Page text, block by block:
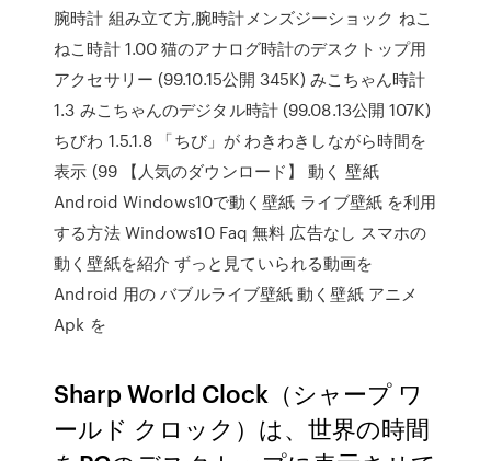
腕時計 組み立て方,腕時計メンズジーショック ねこ
ねこ時計 1.00 猫のアナログ時計のデスクトップ用
アクセサリー (99.10.15公開 345K) みこちゃん時計
1.3 みこちゃんのデジタル時計 (99.08.13公開 107K)
ちびわ 1.5.1.8 「ちび」が わきわきしながら時間を
表示 (99 【人気のダウンロード】 動く 壁紙
Android Windows10で動く壁紙 ライブ壁紙 を利用
する方法 Windows10 Faq 無料 広告なし スマホの
動く壁紙を紹介 ずっと見ていられる動画を
Android 用の バブルライブ壁紙 動く壁紙 アニメ
Apk を
Sharp World Clock（シャープ ワ
ールド クロック）は、世界の時間